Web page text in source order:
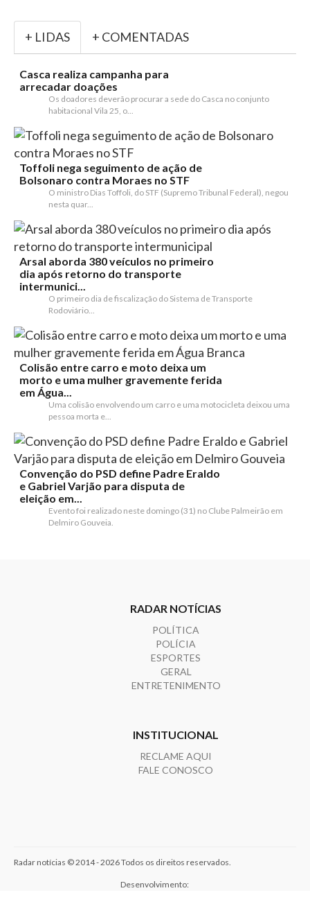
+ LIDAS + COMENTADAS
Casca realiza campanha para
arrecadar doações
Os doadores deverão procurar a sede do Casca no conjunto
habitacional Vila 25, o...
Toffoli nega seguimento de ação de
Bolsonaro contra Moraes no STF
O ministro Dias Toffoli, do STF (Supremo Tribunal Federal), negou
nesta quar...
Arsal aborda 380 veículos no primeiro
dia após retorno do transporte
intermunici...
O primeiro dia de fiscalização do Sistema de Transporte
Rodoviário...
Colisão entre carro e moto deixa um
morto e uma mulher gravemente ferida
em Água...
Uma colisão envolvendo um carro e uma motocicleta deixou uma
pessoa morta e...
Convenção do PSD define Padre Eraldo
e Gabriel Varjão para disputa de
eleição em...
Evento foi realizado neste domingo (31) no Clube Palmeirão em
Delmiro Gouveia.
RADAR NOTÍCIAS
POLÍTICA
POLÍCIA
ESPORTES
GERAL
ENTRETENIMENTO
INSTITUCIONAL
RECLAME AQUI
FALE CONOSCO
Radar notícias © 2014 - 2026 Todos os direitos reservados.
Desenvolvimento: